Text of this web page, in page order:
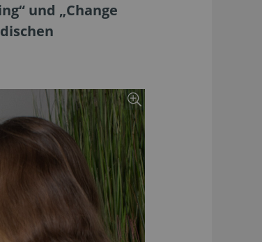
und „Change